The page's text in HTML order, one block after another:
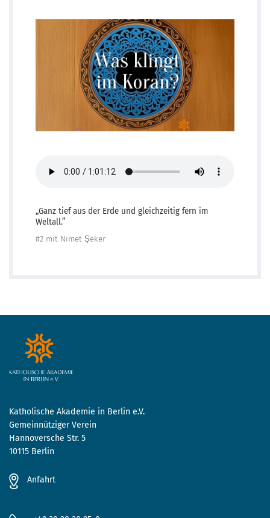
„Ganz tief aus der Erde und gleichzeitig fern im
Weltall.”
#2 mit Nimet Şeker
Katholische Akademie in Berlin e.V.
Gemeinnütziger Verein
Hannoversche Str. 5
10115 Berlin
Anfahrt